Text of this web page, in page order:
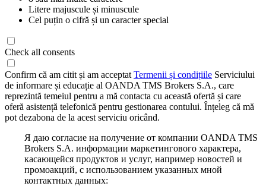
Litere majuscule și minuscule
Cel puțin o cifră și un caracter special
Check all consents
Confirm că am citit și am acceptat Termenii și condițiile Serviciului
de informare și educație al OANDA TMS Brokers S.A., care
reprezintă temeiul pentru a mă contacta cu această ofertă și care
oferă asistență telefonică pentru gestionarea contului. Înțeleg că mă
pot dezabona de la acest serviciu oricând.
Я даю согласие на получение от компании OANDA TMS
Brokers S.A. информации маркетингового характера,
касающейся продуктов и услуг, например новостей и
промоакций, с использованием указанных мной
контактных данных: